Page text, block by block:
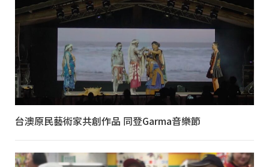
台澳原民藝術家共創作品 同登Garma音樂節